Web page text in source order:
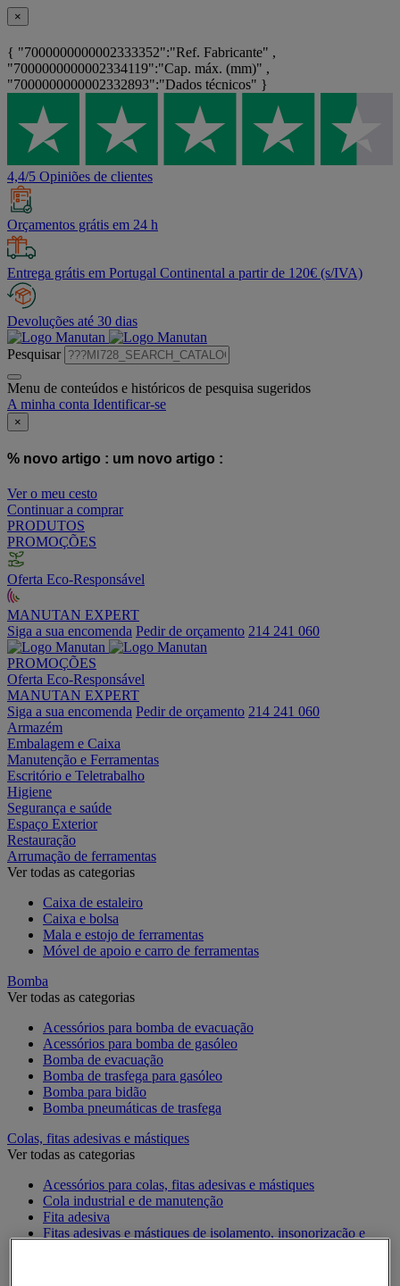
×
{ "7000000000002333352":"Ref. Fabricante" ,
"7000000000002334119":"Cap. máx. (mm)" ,
"7000000000002332893":"Dados técnicos" }
4,4/5 Opiniões de clientes
Orçamentos grátis em 24 h
Entrega grátis em Portugal Continental a partir de 120€ (s/IVA)
Devoluções até 30 dias
Pesquisar
Menu de conteúdos e históricos de pesquisa sugeridos
A minha conta Identificar-se
×
% novo artigo : um novo artigo :
Ver o meu cesto
Continuar a comprar
PRODUTOS
PROMOÇÕES
Oferta Eco-Responsável
MANUTAN EXPERT
Siga a sua encomenda Pedir de orçamento 214 241 060
PROMOÇÕES
Oferta Eco-Responsável
MANUTAN EXPERT
Siga a sua encomenda Pedir de orçamento 214 241 060
Armazém
Embalagem e Caixa
Manutenção e Ferramentas
Escritório e Teletrabalho
Higiene
Segurança e saúde
Espaço Exterior
Restauração
Arrumação de ferramentas
Ver todas as categorias
Caixa de estaleiro
Caixa e bolsa
Mala e estojo de ferramentas
Móvel de apoio e carro de ferramentas
Bomba
Ver todas as categorias
Acessórios para bomba de evacuação
Acessórios para bomba de gasóleo
Bomba de evacuação
Bomba de trasfega para gasóleo
Bomba para bidão
Bomba pneumáticas de trasfega
Colas, fitas adesivas e mástiques
Ver todas as categorias
Acessórios para colas, fitas adesivas e mástiques
Cola industrial e de manutenção
Fita adesiva
Fitas adesivas e mástiques de isolamento, insonorização e